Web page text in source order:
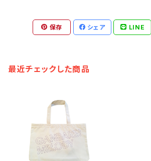
保存 シェア LINE
最近チェックした商品